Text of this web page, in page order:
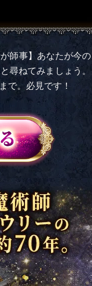
師事】あなたが今の
尋ねてみましょう。
で。必見です！